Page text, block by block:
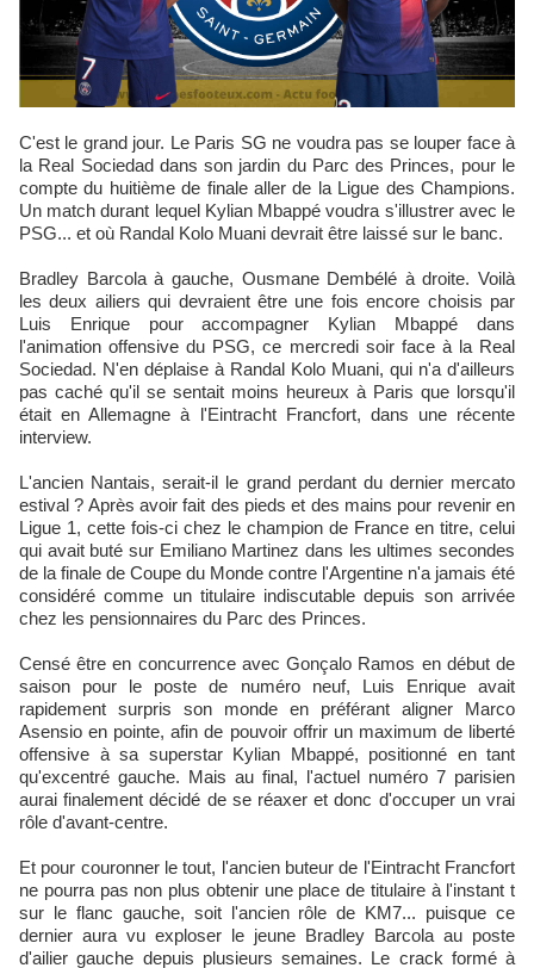
C'est le grand jour. Le Paris SG ne voudra pas se louper face à
la Real Sociedad dans son jardin du Parc des Princes, pour le
compte du huitième de finale aller de la Ligue des Champions.
Un match durant lequel Kylian Mbappé voudra s'illustrer avec le
PSG... et où Randal Kolo Muani devrait être laissé sur le banc.
Bradley Barcola à gauche, Ousmane Dembélé à droite. Voilà
les deux ailiers qui devraient être une fois encore choisis par
Luis Enrique pour accompagner Kylian Mbappé dans
l'animation offensive du PSG, ce mercredi soir face à la Real
Sociedad. N'en déplaise à Randal Kolo Muani, qui n'a d'ailleurs
pas caché qu'il se sentait moins heureux à Paris que lorsqu'il
était en Allemagne à l'Eintracht Francfort, dans une récente
interview.
L'ancien Nantais, serait-il le grand perdant du dernier mercato
estival ? Après avoir fait des pieds et des mains pour revenir en
Ligue 1, cette fois-ci chez le champion de France en titre, celui
qui avait buté sur Emiliano Martinez dans les ultimes secondes
de la finale de Coupe du Monde contre l'Argentine n'a jamais été
considéré comme un titulaire indiscutable depuis son arrivée
chez les pensionnaires du Parc des Princes.
Censé être en concurrence avec Gonçalo Ramos en début de
saison pour le poste de numéro neuf, Luis Enrique avait
rapidement surpris son monde en préférant aligner Marco
Asensio en pointe, afin de pouvoir offrir un maximum de liberté
offensive à sa superstar Kylian Mbappé, positionné en tant
qu'excentré gauche. Mais au final, l'actuel numéro 7 parisien
aurai finalement décidé de se réaxer et donc d'occuper un vrai
rôle d'avant-centre.
Et pour couronner le tout, l'ancien buteur de l'Eintracht Francfort
ne pourra pas non plus obtenir une place de titulaire à l'instant t
sur le flanc gauche, soit l'ancien rôle de KM7... puisque ce
dernier aura vu exploser le jeune Bradley Barcola au poste
d'ailier gauche depuis plusieurs semaines. Le crack formé à